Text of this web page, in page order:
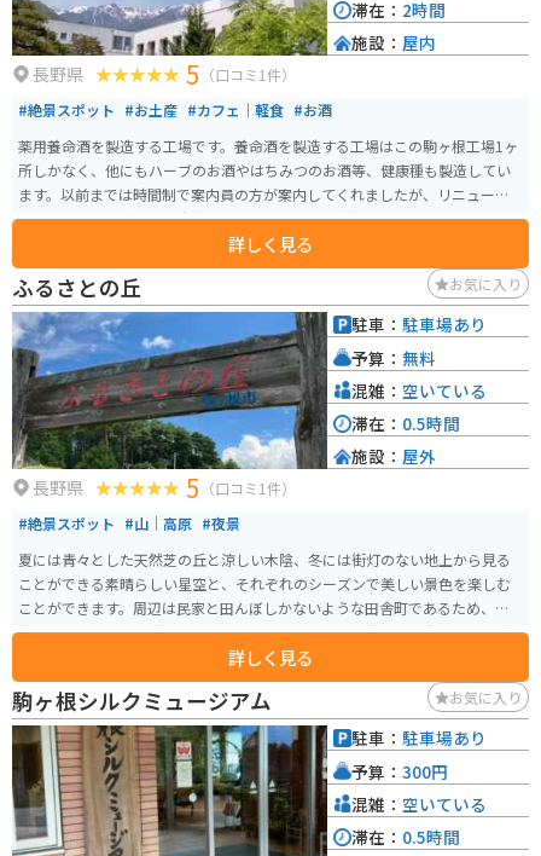
長野県 5 （口コミ1件）
#絶景スポット #お土産 #カフェ｜軽食 #お酒
薬用養命酒を製造する工場です。養命酒を製造する工場はこの駒ヶ根工場1ヶ
所しかなく、他にもハーブのお酒やはちみつのお酒等、健康種も製造してい
ます。以前までは時間制で案内員の方が案内してくれましたが、リニューア
ルしてからは予約不要・自由見学となりました。 養命酒やハーブのお酒、黒
酢などの試飲コーナー、お土産を購入できる店にカフェスペースもありま
す。工場からは中央アルプスと南アルプスを見ることもでき、敷地内には健康
の森という広大な散策コースもあり、森林浴をしながら気分転換もできま
す。
詳しく見る
滞在： 2時間
施設： 屋内
ふるさとの丘 お気に入り
長野県 5 （口コミ1件）
#絶景スポット #山｜高原 #夜景
夏には青々とした天然芝の丘と涼しい木陰、冬には街灯のない地上から見る
ことができる素晴らしい星空と、それぞれのシーズンで美しい景色を楽しむ
ことができます。周辺は民家と田んぼしかないような田舎町であるため、混
雑することはほとんどありません。バイクで訪れて、静かな田舎の風景を楽
詳しく見る
駐車： 駐車場あり
予算： 無料
混雑： 空いている
滞在： 0.5時間
施設： 屋外
駒ヶ根シルクミュージアム お気に入り
駐車： 駐車場あり
予算： 300円
混雑： 空いている
滞在： 0.5時間